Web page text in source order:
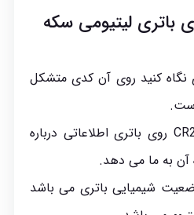
باتری لیتیومی سکه‌
نگاه کنید روی آن کدی متشکل
به طور مثال عبارت CR2032 روی باتری اطلاعاتی درباره
آن به ما می دهد.
شیمیایی باتری می باشد